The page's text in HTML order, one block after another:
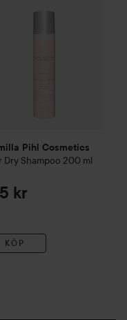
Pihl Cosmetics
Dry Shampoo 200 ml
kr
KÖP